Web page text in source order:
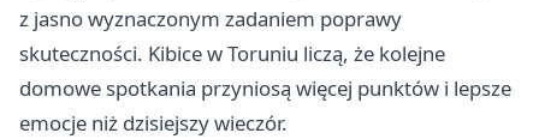
z jasno wyznaczonym zadaniem poprawy
skuteczności. Kibice w Toruniu liczą, że kolejne
domowe spotkania przyniosą więcej punktów i lepsze
emocje niż dzisiejszy wieczór.